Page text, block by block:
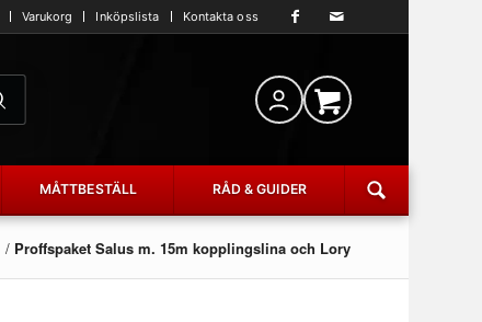
Varukorg Inköpslista Kontakta oss
MÅTTBESTÄLL RÅD & GUIDER
/ Proffspaket Salus m. 15m kopplingslina och Lory